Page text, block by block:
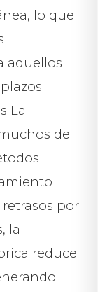
lo que
aquellos
La
de
por
la
reduce